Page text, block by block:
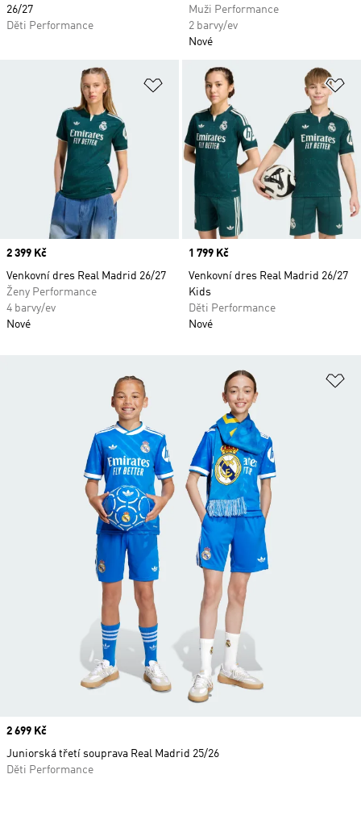
26/27
Děti Performance
Muži Performance
2 barvy/ev
Nové
Přidat do seznamu přání
Price
2 399 Kč
Venkovní dres Real Madrid 26/27
Ženy Performance
4 barvy/ev
Nové
Price
1 799 Kč
Venkovní dres Real Madrid 26/27
Kids
Děti Performance
Nové
Price
2 699 Kč
Juniorská třetí souprava Real Madrid 25/26
Děti Performance